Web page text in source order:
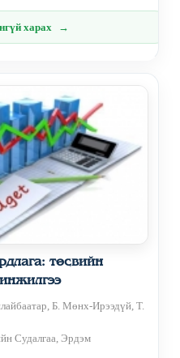
харах
төсвийн
Б. Мөнх-Ирээдүй, Т.
Судалгаа, Эрдэм